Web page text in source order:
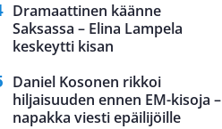
Dramaattinen käänne
Saksassa – Elina Lampela
keskeytti kisan
Daniel Kosonen rikkoi
hiljaisuuden ennen EM-kisoja –
napakka viesti epäilijöille